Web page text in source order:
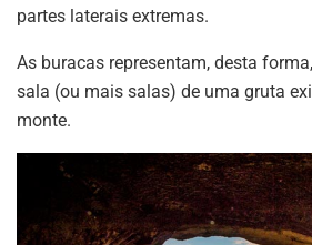
partes laterais extremas.
As buracas representam, desta
sala (ou mais salas) de uma gruta
monte.